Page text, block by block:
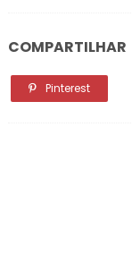
COMPARTILHAR
Pinterest